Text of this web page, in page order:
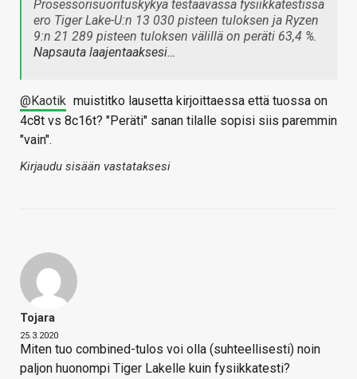
Prosessorisuorituskykyä testaavassa fysiikkatestissä
ero Tiger Lake-U:n 13 030 pisteen tuloksen ja Ryzen
9:n 21 289 pisteen tuloksen välillä on peräti 63,4 %.
Napsauta laajentaaksesi…
@Kaotik muistitko lausetta kirjoittaessa että tuossa on
4c8t vs 8c16t? "Peräti" sanan tilalle sopisi siis paremmin
"vain".
Kirjaudu sisään vastataksesi
Tojara
25.3.2020
Miten tuo combined-tulos voi olla (suhteellisesti) noin
paljon huonompi Tiger Lakelle kuin fysiikkatesti?